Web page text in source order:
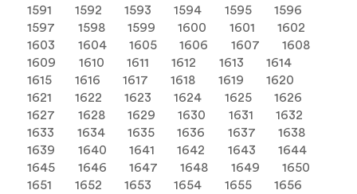
1591
1592 1593 1594 1595
1596
1597
1598 1599 1600 1601
1602
1603
1604 1605 1606 1607
1608
1609
1610 1611 1612 1613
1614
1615
1616 1617 1618 1619
1620
1621
1622 1623 1624 1625
1626
1627
1628 1629 1630 1631
1632
1633
1634 1635 1636 1637
1638
1639
1640 1641 1642 1643
1644
1645
1646 1647 1648 1649
1650
1651
1652 1653 1654 1655
1656